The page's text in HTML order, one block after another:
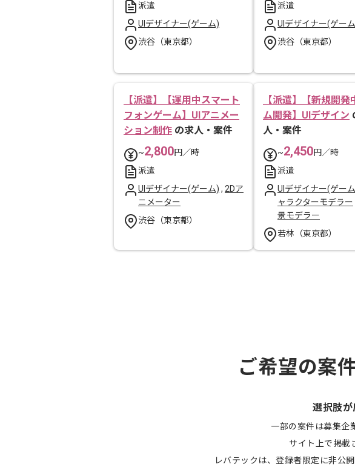
派遣
UIデザイナー(ゲーム)
渋谷（東京都）
派遣
UIデザイナー(ゲー
渋谷（東京都）
【派遣】【運用中スマート
フォンゲーム】UIアニメー
ション制作 の求人・案件
~2,800円／時
派遣
UIデザイナー(ゲーム) , 2Dア
ニメーター
渋谷（東京都）
【派遣】【新規開発
ム開発】UIデザイン
人・案件
~2,450円／時
派遣
UIデザイナー(ゲー
ャラクターモデラー
景モデラー
若林（東京都）
ご希望の案
選択肢が
一部の案件は募集企
サイト上で掲載
レバテックは、登録者限定に非公